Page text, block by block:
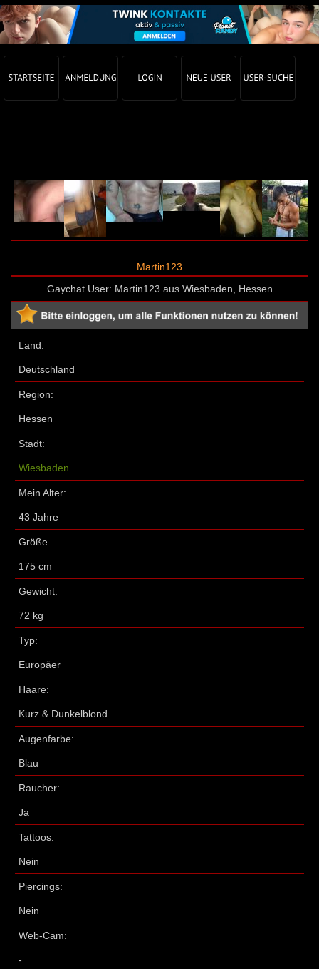
Martin123
Gaychat User: Martin123 aus Wiesbaden, Hessen
Land:
Deutschland
Region:
Hessen
Stadt:
Wiesbaden
Mein Alter:
43 Jahre
Größe
175 cm
Gewicht:
72 kg
Typ:
Europäer
Haare:
Kurz & Dunkelblond
Augenfarbe:
Blau
Raucher:
Ja
Tattoos:
Nein
Piercings:
Nein
Web-Cam:
-